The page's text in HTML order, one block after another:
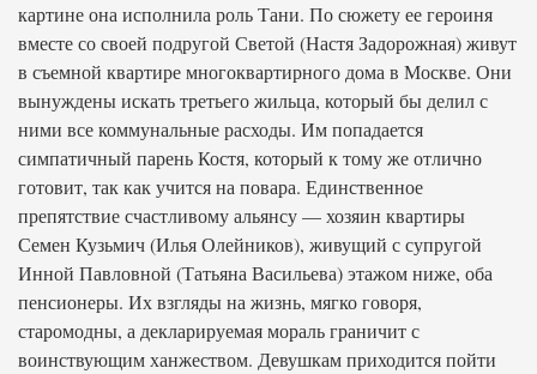
картине она исполнила роль Тани. По сюжету ее героиня
вместе со своей подругой Светой (Настя Задорожная) живут
в съемной квартире многоквартирного дома в Москве. Они
вынуждены искать третьего жильца, который бы делил с
ними все коммунальные расходы. Им попадается
симпатичный парень Костя, который к тому же отлично
готовит, так как учится на повара. Единственное
препятствие счастливому альянсу — хозяин квартиры
Семен Кузьмич (Илья Олейников), живущий с супругой
Инной Павловной (Татьяна Васильева) этажом ниже, оба
пенсионеры. Их взгляды на жизнь, мягко говоря,
старомодны, а декларируемая мораль граничит с
воинствующим ханжеством. Девушкам приходится пойти